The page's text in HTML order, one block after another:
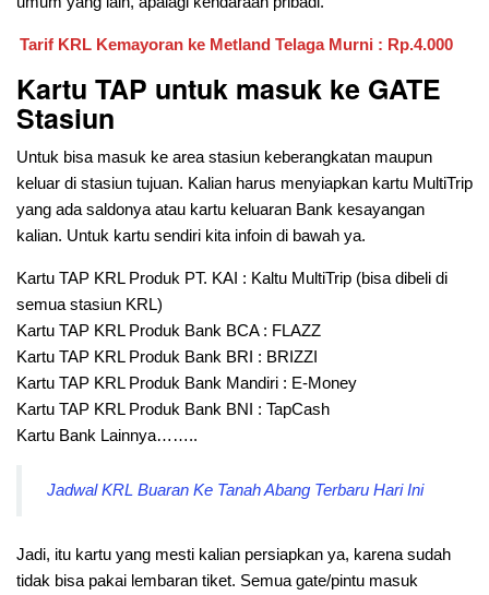
Tarif KRL Kemayoran ke Metland Telaga Murni : Rp.4.000
Kartu TAP untuk masuk ke GATE
Stasiun
Untuk bisa masuk ke area stasiun keberangkatan maupun
keluar di stasiun tujuan. Kalian harus menyiapkan kartu MultiTrip
yang ada saldonya atau kartu keluaran Bank kesayangan
kalian. Untuk kartu sendiri kita infoin di bawah ya.
Kartu TAP KRL Produk PT. KAI : Kaltu MultiTrip (bisa dibeli di
semua stasiun KRL)
Kartu TAP KRL Produk Bank BCA : FLAZZ
Kartu TAP KRL Produk Bank BRI : BRIZZI
Kartu TAP KRL Produk Bank Mandiri : E-Money
Kartu TAP KRL Produk Bank BNI : TapCash
Kartu Bank Lainnya……..
Jadwal KRL Buaran Ke Tanah Abang Terbaru Hari Ini
Jadi, itu kartu yang mesti kalian persiapkan ya, karena sudah
tidak bisa pakai lembaran tiket. Semua gate/pintu masuk